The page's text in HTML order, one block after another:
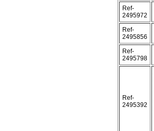
Ref-
2495972
Ref-
2495856
Ref-
2495798
Ref-
2495392